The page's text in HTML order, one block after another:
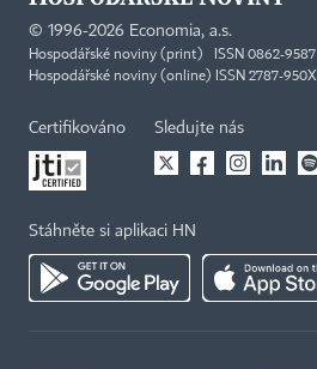
© 1996-2026 Economia, a.s.
Hospodářské noviny (print) ISSN 0862-9587
Hospodářské noviny (online) ISSN 2787-950X
Certifikováno Sledujte nás
Stáhněte si aplikaci HN